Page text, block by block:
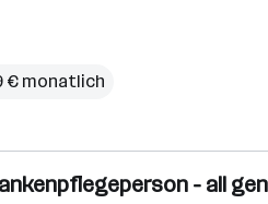
€ monatlich
- all